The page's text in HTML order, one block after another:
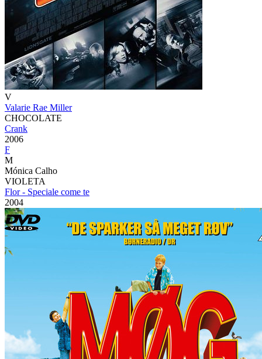
V
Valarie Rae Miller
CHOCOLATE
Crank
2006
F
M
Mónica Calho
VIOLETA
Flor - Speciale come te
2004